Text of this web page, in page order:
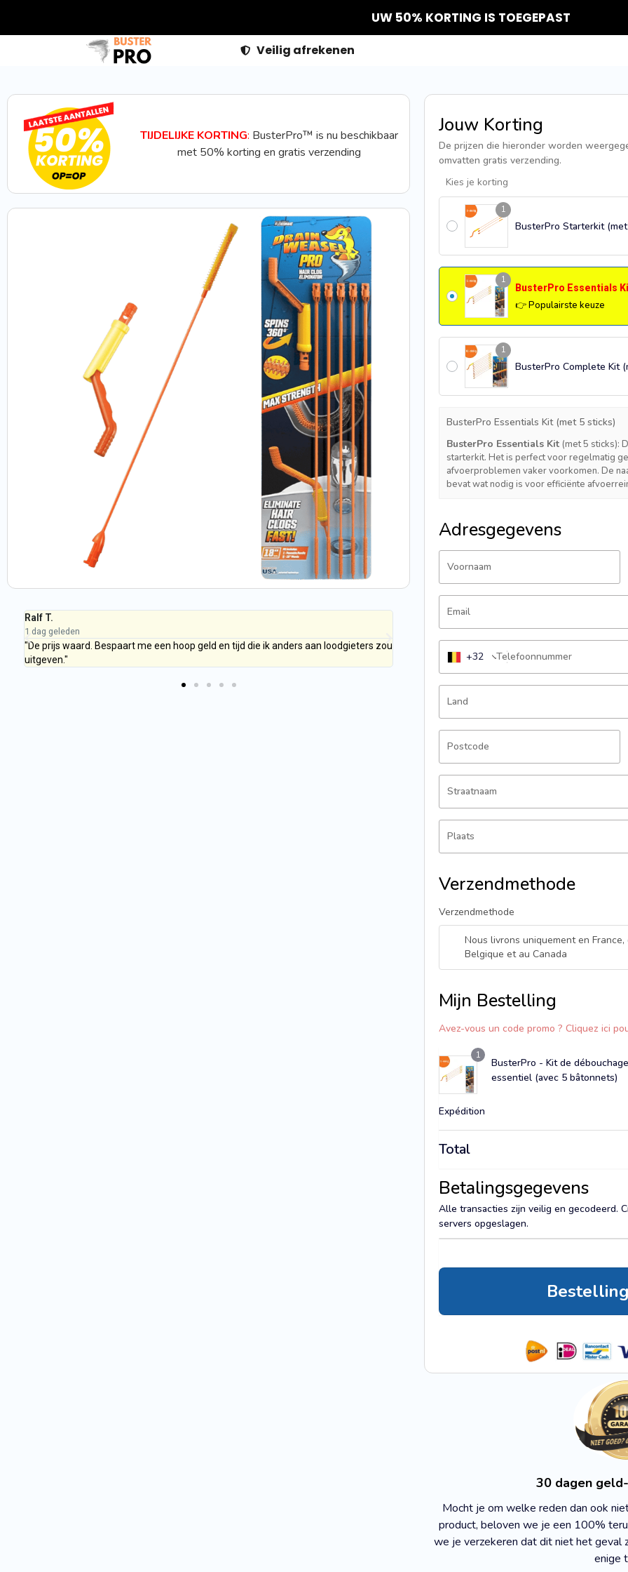
UW 50% KORTING IS TOEGEPAST
Veilig afrekenen
TIJDELIJKE KORTING: BusterPro™ is nu beschikbaar
met 50% korting en gratis verzending
Ralf T.
1 dag geleden
"De prijs waard. Bespaart me een hoop geld en tijd die ik anders aan loodgieters zou
uitgeven."
1 dag geleden
BusterPro is zowel effectief als milieuvriendelijk."
Jouw Korting
De prijzen die hieronder worden
omvatten gratis verzending.
Kies je korting
1
BusterPro Starterkit
1
BusterPro Essentials
👉 Populairste keuze
1
BusterPro Complete Kit
BusterPro Essentials Kit (met 5 sticks)
BusterPro Essentials Kit (met 5 sticks):
starterkit. Het is perfect voor regelmatig
afvoerproblemen vaker voorkomen. De
bevat wat nodig is voor efficiënte
Adresgegevens
Voornaam
Email
Telefoonnummer
+32
Land
Postcode
Straatnaam
Plaats
Verzendmethode
Verzendmethode
Nous livrons uniquement en France,
Belgique et au Canada
Mijn Bestelling
Avez-vous un code promo ? Cliquez ici
1
BusterPro - Kit de
essentiel (avec 5 bâtonnets)
Expédition
Total
Betalingsgegevens
Alle transacties zijn veilig en gecodeerd.
servers opgeslagen.
30 dagen
Mocht je om welke reden dan ook
product, beloven we je een 100%
we je verzekeren dat dit niet het geval
enige